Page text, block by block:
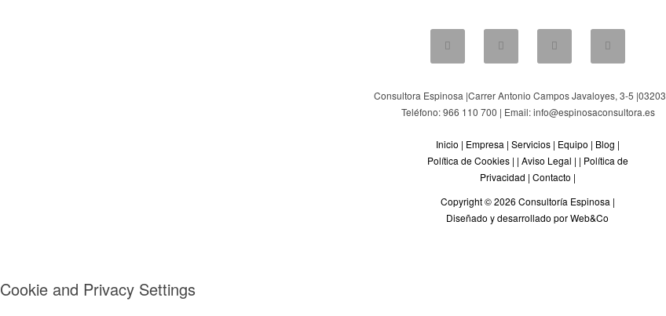
Consultora Espinosa |Carrer Antonio Campos Javaloyes, 3-5 |03203
Teléfono: 966 110 700 | Email: info@espinosaconsultora.es
Inicio | Empresa | Servicios| Equipo | Blog |
Política de Cookies| | Aviso Legal | | Política de
Privacidad | Contacto |
Copyright © 2026 Consultoría Espinosa |
Diseñado y desarrollado por Web&Co
Cookie and Privacy Settings